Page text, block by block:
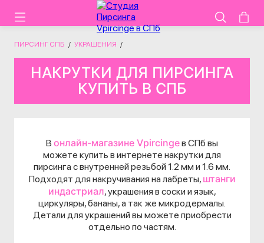
ПИРСИНГ СПБ / УКРАШЕНИЯ /
НАКРУТКИ ДЛЯ ПИРСИНГА
КУПИТЬ В СПБ
В онлайн-магазине Vpircingeв СПб вы
можете купить в интернете накрутки для
пирсинга с внутренней резьбой 1.2 мм и 1.6 мм.
Подходят для накручивания на лабреты, штанги
индастриал, украшения в соски и язык,
циркуляры, бананы, а так же микродермалы.
Детали для украшений вы можете приобрести
отдельно по частям.